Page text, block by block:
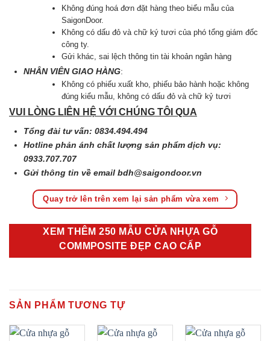
Không đúng hoá đơn đặt hàng theo biểu mẫu của
SaigonDoor.
Không có dấu đỏ và chữ ký tươi của phó tổng giám đốc
công ty.
Gửi khác, sai lệch thông tin tài khoản ngân hàng
NHÂN VIÊN GIAO HÀNG:
Không có phiếu xuất kho, phiếu bảo hành hoặc không
đúng kiểu mẫu, không có dấu đỏ và chữ kỷ tươi
VUI LÒNG LIÊN HỆ VỚI CHÚNG TÔI QUA
Tổng đài tư vấn: 0834.494.494
Hotline phản ánh chất lượng sản phẩm dịch vụ:
0933.707.707
Gửi thông tin về emailbdh@saigondoor.vn
Quay trở lên trên xem lại sản phẩm vừa xem
XEM THÊM 250 MẪU CỬA NHỰA GỖ
COMMPOSITE ĐẸP CAO CẤP
SẢN PHẨM TƯƠNG TỰ